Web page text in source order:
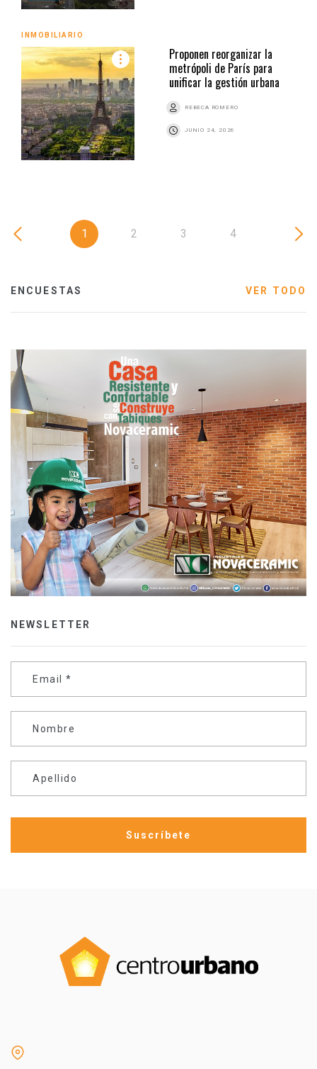
INMOBILIARIO
Proponen reorganizar la
metrópoli de París para
unificar la gestión urbana
REBECA ROMERO
JUNIO 24, 2026
1 2 3 4
ENCUESTAS VER TODO
NEWSLETTER
Email *
Nombre
Apellido